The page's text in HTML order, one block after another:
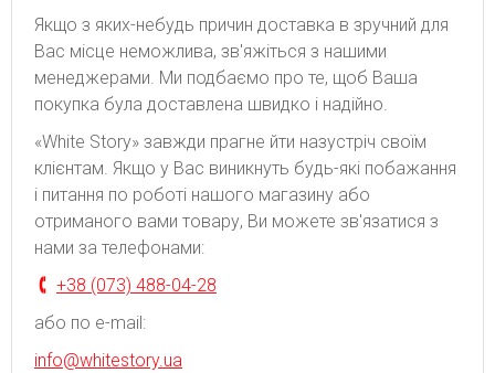
Якщо з яких-небудь причин доставка в зручний для
Вас місце неможлива, зв'яжіться з нашими
менеджерами. Ми подбаємо про те, щоб Ваша
покупка була доставлена швидко і надійно.
«White Story» завжди прагне йти назустріч своїм
клієнтам. Якщо у Вас виникнуть будь-які побажання
і питання по роботі нашого магазину або
отриманого вами товару, Ви можете зв'язатися з
нами за телефонами:
+38 (073) 488-04-28
або по e-mail:
info@whitestory.ua